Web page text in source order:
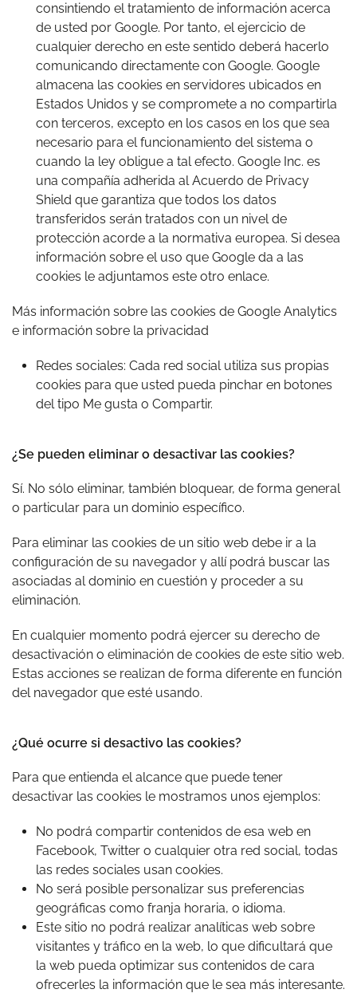
consintiendo el tratamiento de información acerca
de usted por Google. Por tanto, el ejercicio de
cualquier derecho en este sentido deberá hacerlo
comunicando directamente con Google. Google
almacena las cookies en servidores ubicados en
Estados Unidos y se compromete a no compartirla
con terceros, excepto en los casos en los que sea
necesario para el funcionamiento del sistema o
cuando la ley obligue a tal efecto. Google Inc. es
una compañía adherida alAcuerdo de Privacy
Shield que garantiza que todos los datos
transferidos serán tratados con un nivel de
protección acorde a la normativa europea. Si desea
información sobre el uso que Google da a las
cookies le adjuntamos este otro enlace.
Más información sobre las cookies de Google Analytics
e información sobre la privacidad
Redes sociales: Cada red social utiliza sus propias
cookies para que usted pueda pinchar en botones
del tipo Me gusta o Compartir.
¿Se pueden eliminar o desactivar las cookies?
Sí. No sólo eliminar, también bloquear, de forma general
o particular para un dominio específico.
Para eliminar las cookies de un sitio web debe ir a la
configuración de su navegador y allí podrá buscar las
asociadas al dominio en cuestión y proceder a su
eliminación.
En cualquier momento podrá ejercer su derecho de
desactivación o eliminación de cookies de este sitio web.
Estas acciones se realizan de forma diferente en función
del navegador que esté usando.
¿Qué ocurre si desactivo las cookies?
Para que entienda el alcance que puede tener
desactivar las cookies le mostramos unos ejemplos:
No podrá compartir contenidos de esa web en
Facebook, Twitter o cualquier otra red social, todas
las redes sociales usan cookies.
No será posible personalizar sus preferencias
geográficas como franja horaria, o idioma.
Este sitio no podrá realizar analíticas web sobre
visitantes y tráfico en la web, lo que dificultará que
la web pueda optimizar sus contenidos de cara
ofrecerles la información que le sea más interesante.